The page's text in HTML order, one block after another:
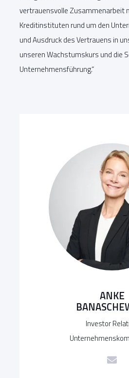
vertrauensvolle Zusammenarbeit
Kreditinstituten rund um den
und Ausdruck des Vertrauens in
unseren Wachstumskurs und die
Unternehmensführung.“
ANKE
Investor